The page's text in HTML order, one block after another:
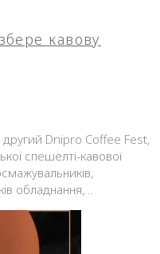
кавову
другий Dnipro Coffee Fest,
спешелті-кавової
обладнання,…